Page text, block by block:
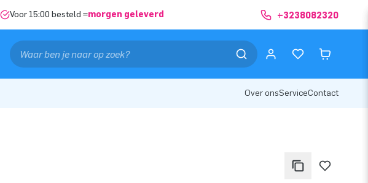
Voor 15:00 besteld =morgen geleverd +3238082320
Over onsServiceContact